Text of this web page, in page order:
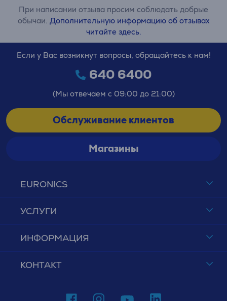
При написании отзыва просим соблюдать добрые
обычаи. Дополнительную информацию об отзывах
читайте здесь.
EURONICS
УСЛУГИ
ИНФОРМАЦИЯ
КОНТАКТ
Если у Вас возникнут вопросы, обращайтесь к нам!
640 6400
(Мы отвечаем с 09:00 до 21:00)
Обслуживание клиентов
Магазины